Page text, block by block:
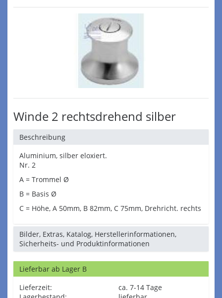
Winde 2 rechtsdrehend silber
Beschreibung
Aluminium, silber eloxiert.
Nr. 2
A = Trommel Ø
B = Basis Ø
C = Höhe, A 50mm, B 82mm, C 75mm, Drehricht. rechts
Bilder, Extras, Katalog, Herstellerinformationen,
Sicherheits- und Produktinformationen
Lieferbar ab Lager B
Lieferzeit:
ca. 7-14 Tage